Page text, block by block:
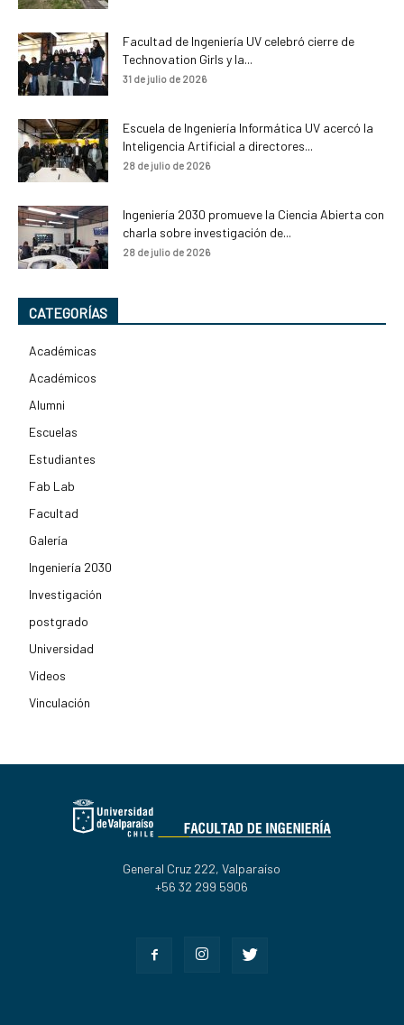
Facultad de Ingeniería UV celebró cierre de
Technovation Girls y la...
31 de julio de 2026
Escuela de Ingeniería Informática UV acercó la
Inteligencia Artificial a directores...
28 de julio de 2026
Ingeniería 2030 promueve la Ciencia Abierta con
charla sobre investigación de...
28 de julio de 2026
CATEGORÍAS
Académicas
Académicos
Alumni
Escuelas
Estudiantes
Fab Lab
Facultad
Galería
Ingeniería 2030
Investigación
postgrado
Universidad
Videos
Vinculación
General Cruz 222, Valparaíso
+56 32 299 5906